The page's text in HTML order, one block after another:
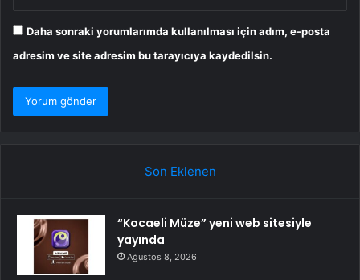
Daha sonraki yorumlarımda kullanılması için adım, e-posta
adresim ve site adresim bu tarayıcıya kaydedilsin.
Son Eklenen
“Kocaeli Müze” yeni web sitesiyle
yayında
Ağustos 8, 2026